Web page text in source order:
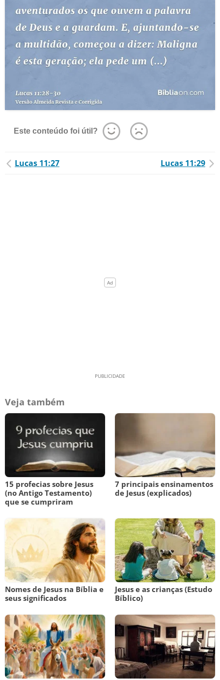
Este conteúdo foi útil?
Lucas 11:27 Lucas 11:29
Veja também
15 profecias sobre Jesus
(no Antigo Testamento)
que se cumpriram
7 principais ensinamentos
de Jesus (explicados)
Nomes de Jesus na Bíblia e
seus significados
Jesus e as crianças (Estudo
Bíblico)